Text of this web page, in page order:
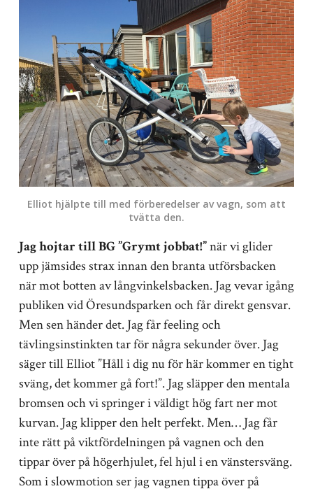
Elliot hjälpte till med förberedelser av vagn, som att
tvätta den.
Jag hojtar till BG ”Grymt jobbat!”när vi glider
upp jämsides strax innan den branta utförsbacken
när mot botten av långvinkelsbacken. Jag vevar igång
publiken vid Öresundsparken och får direkt gensvar.
Men sen händer det. Jag får feeling och
tävlingsinstinkten tar för några sekunder över. Jag
säger till Elliot ”Håll i dig nu för här kommer en tight
sväng, det kommer gå fort!”. Jag släpper den mentala
bromsen och vi springer i väldigt hög fart ner mot
kurvan. Jag klipper den helt perfekt. Men… Jag får
inte rätt på viktfördelningen på vagnen och den
tippar över på högerhjulet, fel hjul i en vänstersväng.
Som i slowmotion ser jag vagnen tippa över på